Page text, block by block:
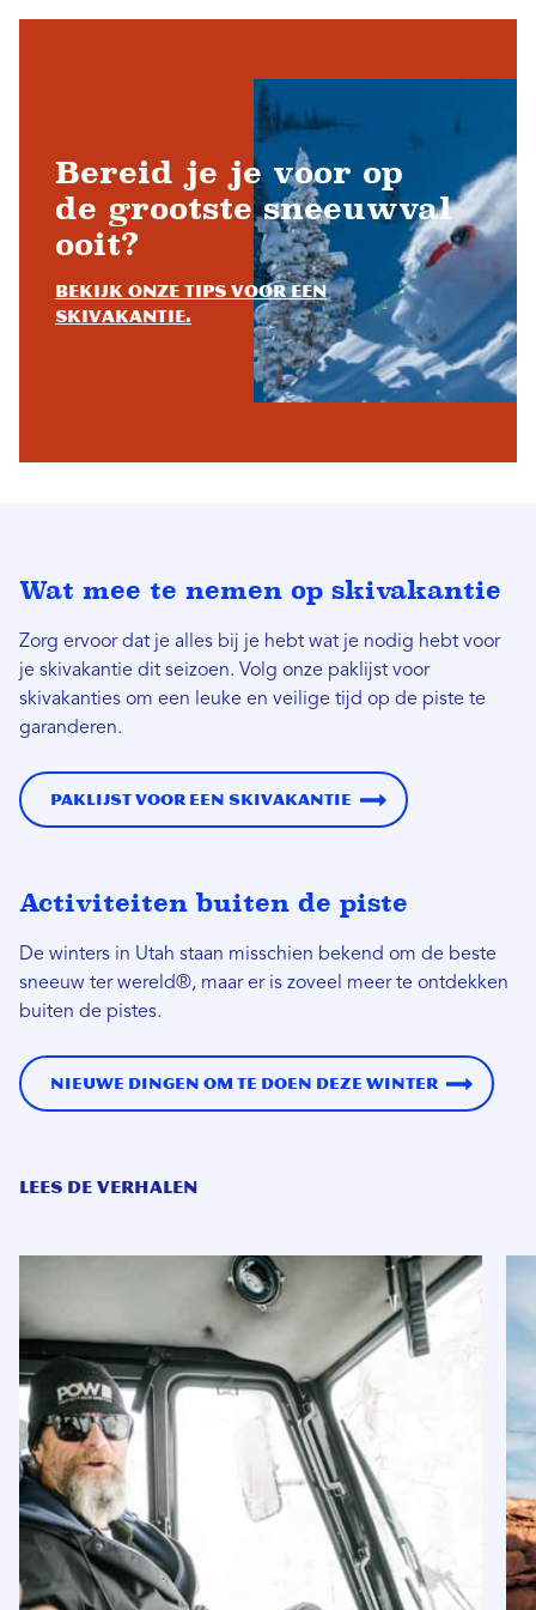
Bereid je je voor op
de grootste sneeuwval
ooit?
Bekijk onze tips voor een
skivakantie.
Wat mee te nemen op skivakantie
Zorg ervoor dat je alles bij je hebt wat je nodig hebt voor
je skivakantie dit seizoen. Volg onze paklijst voor
skivakanties om een ​​leuke en veilige tijd op de piste te
garanderen.
Paklijst voor een skivakantie
Activiteiten buiten de piste
De winters in Utah staan ​​misschien bekend om de beste
sneeuw ter wereld®, maar er is zoveel meer te ontdekken
buiten de pistes.
Nieuwe dingen om te doen deze winter
LEES DE VERHALEN